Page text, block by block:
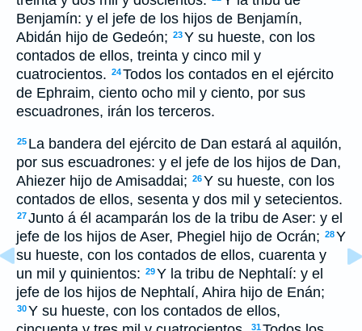
Benjamín: y el jefe de los hijos de Benjamín,
Abidán hijo de Gedeón; 23Y su hueste, con los
contados de ellos, treinta y cinco mil y
cuatrocientos. 24Todos los contados en el ejército
de Ephraim, ciento ocho mil y ciento, por sus
escuadrones, irán los terceros.
25 La bandera del ejército de Dan estará al aquilón,
por sus escuadrones: y el jefe de los hijos de Dan,
Ahiezer hijo de Amisaddai; 26Y su hueste, con los
contados de ellos, sesenta y dos mil y setecientos.
27Junto á él acamparán los de la tribu de Aser: y el
jefe de los hijos de Aser, Phegiel hijo de Ocrán; 28Y
su hueste, con los contados de ellos, cuarenta y
un mil y quinientos: 29Y la tribu de Nephtalí: y el
jefe de los hijos de Nephtalí, Ahira hijo de Enán;
30Y su hueste, con los contados de ellos,
31